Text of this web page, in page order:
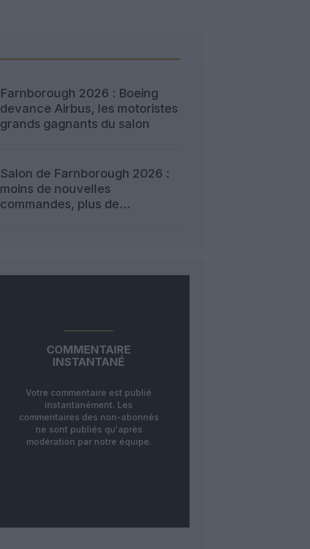
Farnborough 2026 : Boeing
devance Airbus, les motoristes
grands gagnants du salon
Salon de Farnborough 2026 :
moins de nouvelles
commandes, plus de
COMMENTAIRE
INSTANTANÉ
Votre commentaire est publié
instantanément. Les
commentaires des non-abonnés
ne sont publiés qu'après
modération par notre équipe.